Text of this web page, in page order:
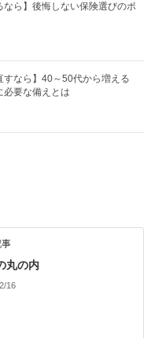
なら】後悔しない保険選びのポ
すなら】40～50代から増える
必要な備えとは
丸の内
16